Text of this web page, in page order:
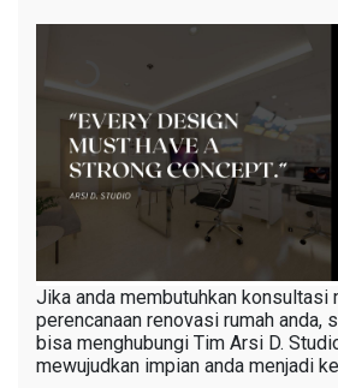
Jika anda membutuhkan konsultasi
perencanaan renovasi rumah anda,
bisa menghubungi Tim Arsi D.
mewujudkan impian anda menjadi